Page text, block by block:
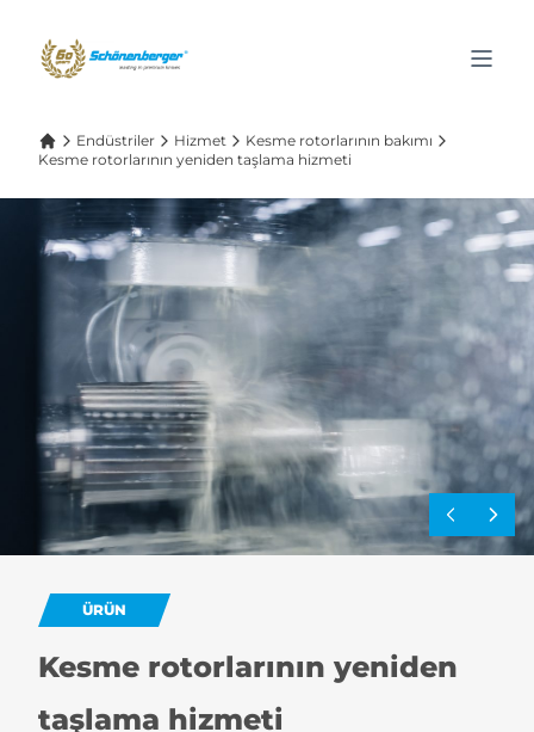
Endüstriler Hizmet
Kesme rotorlarının bakımı
Kesme rotorlarının yeniden taşlama hizmeti
ÜRÜN
Kesme rotorlarının yeniden
taşlama hizmeti